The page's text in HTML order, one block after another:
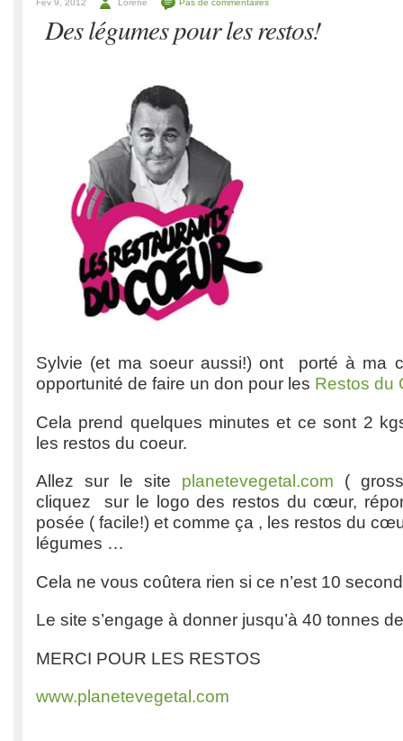
Fév 9, 2012 Lorene Pas de commentaires
Des légumes pour les restos!
Sylvie (et ma soeur aussi!) ont porté à ma
opportunité de faire un don pour les Restos du
Cela prend quelques minutes et ce sont 2
les restos du coeur.
Allez sur le site planetevegetal.com (
cliquez sur le logo des restos du cœur,
posée ( facile!) et comme ça , les restos du
légumes …
Cela ne vous coûtera rien si ce n’est 10
Le site s’engage à donner jusqu’à 40 tonnes
MERCI POUR LES RESTOS
www.planetevegetal.com